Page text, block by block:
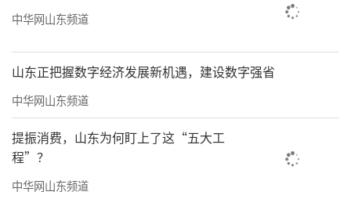
4月13日中午，
欢笑声交织，烤肉、简餐、火锅各类美食一应
俱全，基地还组织了拔河、飞盘等互动游戏，
氛围感拉满。“和朋友一起带着孩子来玩，场
中华网山东频道
山东正把握数字经济发展新机遇，建设数字强省
中华网山东频道
提振消费，山东为何盯上了这“五大工
程”？
中华网山东频道